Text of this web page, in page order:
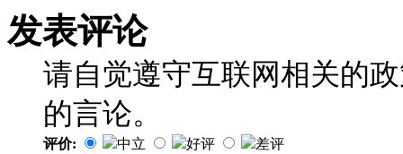
发表评论
请自觉遵守互联网相关的
的言论。
评价: 中立 好评
差评